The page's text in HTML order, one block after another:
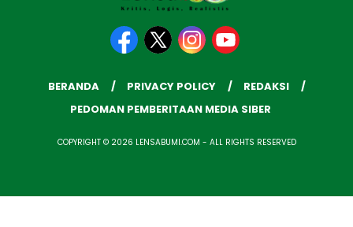
BERANDA PRIVACY POLICY
REDAKSI
PEDOMAN PEMBERITAAN MEDIA SIBER
COPYRIGHT © 2026 LENSABUMI.COM - ALL RIGHTS RESERVED